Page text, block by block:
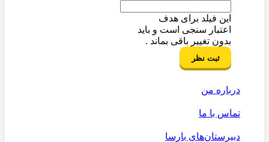
این فیلد برای هدف
اعتبار سنجی است و باید
بدون تغییر باقی بماند .
درباره من
تماس با ما
دبیرستان‌های بارسا